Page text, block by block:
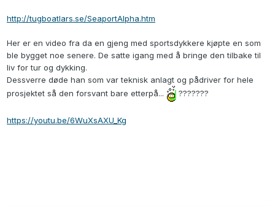
http://tugboatlars.se/SeaportAlpha.htm
Her er en video fra da en gjeng med sportsdykkere kjøpte en som
ble bygget noe senere. De satte igang med å bringe den tilbake til
liv for tur og dykking.
Dessverre døde han som var teknisk anlagt og pådriver for hele
prosjektet så den forsvant bare etterpå...
???????
https://youtu.be/6WuXsAXU_Kg